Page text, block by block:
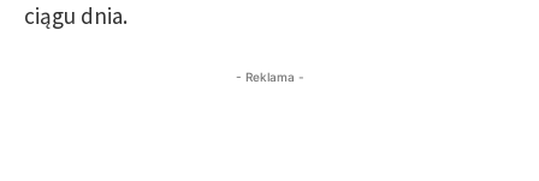
ciągu dnia.
- Reklama -